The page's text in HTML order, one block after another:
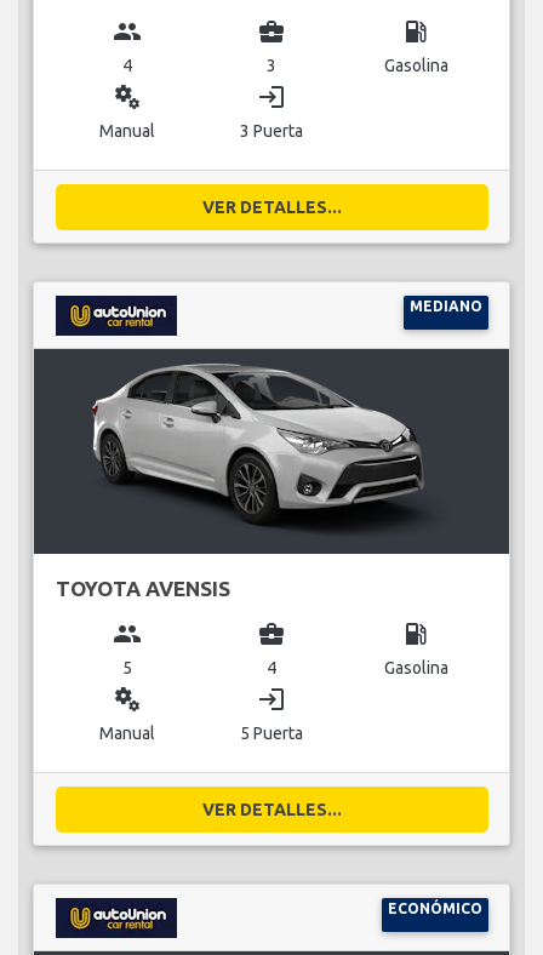
group
4
business_center
3
local_gas_station
Gasolina
miscellaneous_services
Manual
login
3 Puerta
VER DETALLES...
MEDIANO
TOYOTA AVENSIS
group
5
business_center
4
local_gas_station
Gasolina
miscellaneous_services
Manual
login
5 Puerta
VER DETALLES...
ECONÓMICO